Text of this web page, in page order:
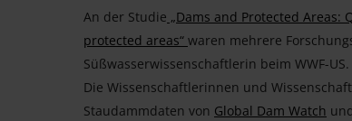
An der Studie „Dams and Protected
protected areas“ waren mehrere
Süßwasserwissenschaftlerin beim WWF-
Die Wissenschaftlerinnen und
Staudammdaten von Global Dam Watch und